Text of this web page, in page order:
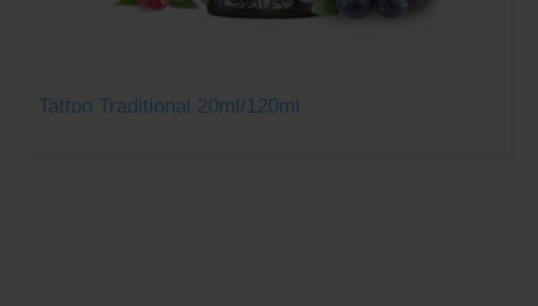
Tattoo Traditional 20ml/120ml